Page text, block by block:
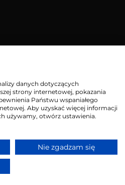
• Polityka prywatności
powyżej 18 lat. Hazard może
danych dotyczących
strony internetowej, pokazania
Państwu wspaniałego
Aby uzyskać więcej informacji
używamy, otwórz ustawienia.
Nie zgadzam się